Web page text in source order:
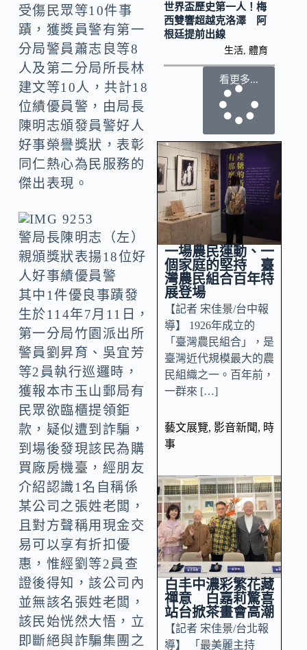
受傷民眾等10件事
蹟，獲獎員警有第一
分局警員蕭志良等8
人及第二分局所長林
建文等10人，共計18
位績優員警，由局長
陳明志頒發員警好人
好事榮譽獎狀，表彰
同仁熱心為民服務的
傑出表現。
警局長陳明志（左）
親頒獎狀表揚18位好
人好事績優員警
其中1件優良事蹟發
生於114年7月11日，
第一分局竹園派出所
警員劉昇育、吳宜芳
等2員執行巡邏時，
獲報本市玉山郵局有
民眾欲臨櫃提領鉅
款，疑似遭到詐騙，
到場後發現該民為購
買廠房機臺，經朋友
介紹認識1名自稱係
某公司之張姓老闆，
且對方聲稱用現金交
易可以享有折扣優
惠，惟經劉等2員查
證後得知，該公司內
並無該名張姓老闆，
該民始恍然大悟，立
即斷絕與詐騙集團之
世界盃歷史第一人！梅
西雙響超越克洛澤 阿
根廷提前出線
生活 ,體育
看更多...
一場農民運動、一
個家庭的堅持 臺
灣農民組合百年特
展登場
【記者 宋佳景/台中報
導】 1926年成立的
「臺灣農民組合」，是
臺灣近代規模最大的農
民組織之一。百年前，
一群來 […]
藝文展覽, 影音新聞, 時
事
白丰中濃彩繁花藏
禪意 白嘉莉驚喜
站台掀茶畫會高潮
【記者 宋佳景/台北報
導】 「最美麗主持